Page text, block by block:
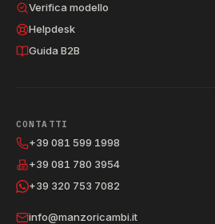
Verifica modello
Helpdesk
Guida B2B
CONTATTI
+39 081 599 1998
+39 081 780 3954
+39 320 753 7082
info@manzoricambi.it